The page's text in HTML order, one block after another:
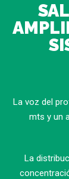
La voz del
mts y un
La